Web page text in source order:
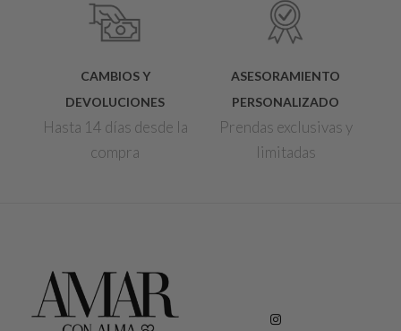
CAMBIOS Y
DEVOLUCIONES
Hasta 14 días desde la
compra
ASESORAMIENTO
PERSONALIZADO
Prendas exclusivas y
limitadas